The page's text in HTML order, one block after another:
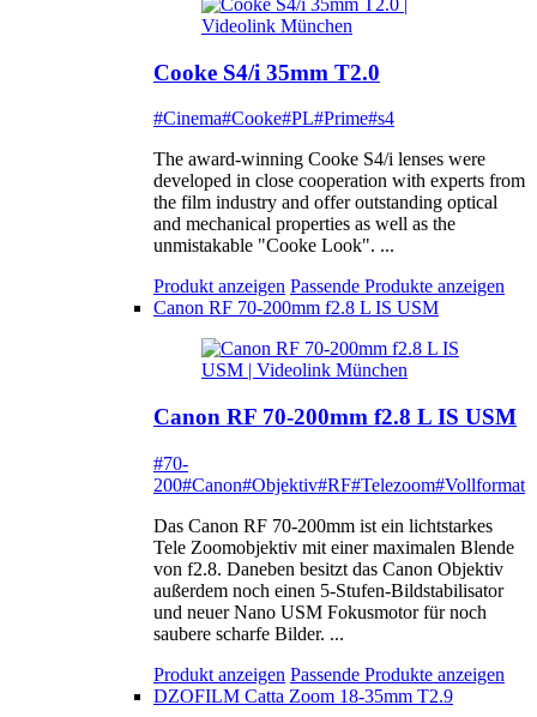
Cooke S4/i 35mm T2.0
#Cinema#Cooke#PL#Prime#s4
The award-winning Cooke S4/i lenses were
developed in close cooperation with experts from
the film industry and offer outstanding optical
and mechanical properties as well as the
unmistakable "Cooke Look". ...
Produkt anzeigen Passende Produkte anzeigen
Canon RF 70-200mm f2.8 L IS USM
Canon RF 70-200mm f2.8 L IS USM
#70-
200#Canon#Objektiv#RF#Telezoom#Vollformat
Das Canon RF 70-200mm ist ein lichtstarkes
Tele Zoomobjektiv mit einer maximalen Blende
von f2.8. Daneben besitzt das Canon Objektiv
außerdem noch einen 5-Stufen-Bildstabilisator
und neuer Nano USM Fokusmotor für noch
saubere scharfe Bilder. ...
Produkt anzeigen Passende Produkte anzeigen
DZOFILM Catta Zoom 18-35mm T2.9